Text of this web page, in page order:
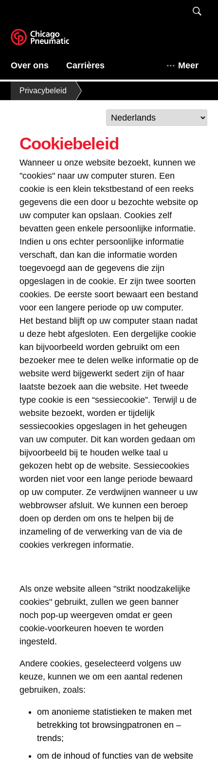
Meer
Over ons Carrières
Privacybeleid
Cookiebeleid
Wanneer u onze website bezoekt, kunnen we
"cookies" naar uw computer sturen. Een
cookie is een klein tekstbestand of een reeks
gegevens die een door u bezochte website op
uw computer kan opslaan. Cookies zelf
bevatten geen enkele persoonlijke informatie.
Indien u ons echter persoonlijke informatie
verschaft, dan kan die informatie worden
toegevoegd aan de gegevens die zijn
opgeslagen in de cookie. Er zijn twee soorten
cookies. De eerste soort bewaart een bestand
voor een langere periode op uw computer.
Het bestand blijft op uw computer staan nadat
u deze hebt afgesloten. Een dergelijke cookie
kan bijvoorbeeld worden gebruikt om een
bezoeker mee te delen welke informatie op de
website werd bijgewerkt sedert zijn of haar
laatste bezoek aan die website. Het tweede
type cookie is een “sessiecookie”. Terwijl u de
website bezoekt, worden er tijdelijk
sessiecookies opgeslagen in het geheugen
van uw computer. Dit kan worden gedaan om
bijvoorbeeld bij te houden welke taal u
gekozen hebt op de website. Sessiecookies
worden niet voor een lange periode bewaard
op uw computer. Ze verdwijnen wanneer u uw
webbrowser afsluit. We kunnen een beroep
doen op derden om ons te helpen bij de
inzameling of de verwerking van de via de
cookies verkregen informatie.
Als onze website alleen "strikt noodzakelijke
cookies" gebruikt, zullen we geen banner
noch pop-up weergeven omdat er geen
cookie-voorkeuren hoeven te worden
ingesteld.
Andere cookies, geselecteerd volgens uw
keuze, kunnen we om een aantal redenen
gebruiken, zoals:
om anonieme statistieken te maken met
betrekking tot browsingpatronen en –
trends;
om de inhoud of functies van de website